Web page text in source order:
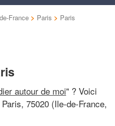
France > Paris > Paris
autour de moi" ? Voici
75020 (Ile-de-France,